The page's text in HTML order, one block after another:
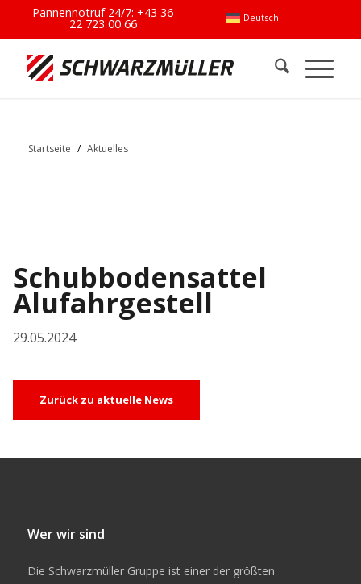
Deutsch
Pannennotruf 24/7:+43 36
22 723 00 66
Startseite / Aktuelles
Schubbodensattel
Alufahrgestell
29.05.2024
Zurück zu aktuelle News
Wer wir sind
Die Schwarzmüller Gruppe ist einer der größten